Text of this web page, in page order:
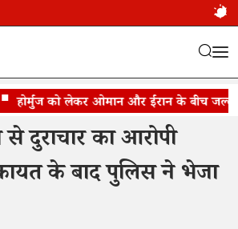
होर्मुज को लेकर ओमान और ईरान के बीच जल्द
में पहुंचा जेल
दुराचार का आरोपी
के बाद पुलिस ने भेजा